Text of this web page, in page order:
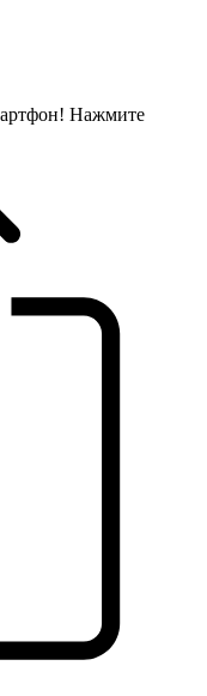
Нажмите